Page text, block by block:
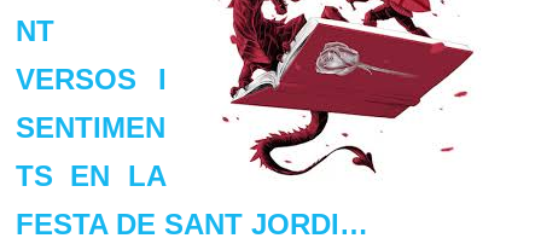
NT
VERSOS I
SENTIMEN
TS EN LA
FESTA DE SANT JORDI…